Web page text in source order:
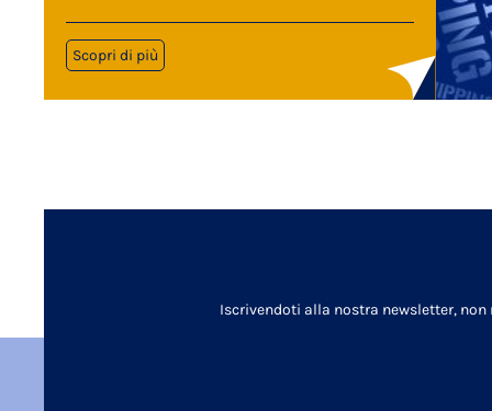
Scopri di più
Iscrivendoti alla nostra newsletter,